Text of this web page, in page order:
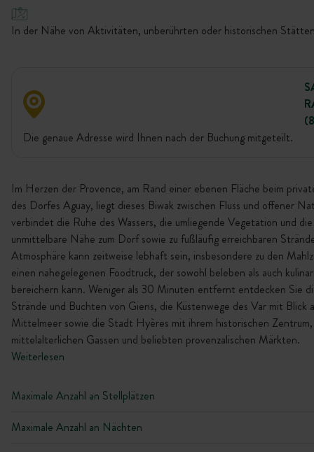
In der Nähe von Aktivitäten, unberührten oder historischen
Die genaue Adresse wird Ihnen nach der Buchung mitgeteilt.
Im Herzen der Provence, am Rand einer ebenen Fläche beim
des Dorfes Aguay, liegt dieses Biwak zwischen Fluss und offener
verbindet die Ruhe des Wassers, die umliegende Vegetation und die
unmittelbare Nähe zum Dorf sowie zu fußläufig erreichbaren
Atmosphäre kann zeitweise lebhaft sein, insbesondere zu den
einen nahegelegenen Foodtruck, der sowohl beleben als auch
bereichern kann. Weniger als 30 Minuten entfernt entdecken Sie
Strände und Buchten von Giens, die Küstenwege des Var mit Blick
Mittelmeer sowie die Stadt Hyères mit ihrem historischen Zentrum,
mittelalterlichen Gassen und beliebten provenzalischen Märkten.
Weiterlesen
Maximale Anzahl an Stellplätzen
Maximale Anzahl an Nächten